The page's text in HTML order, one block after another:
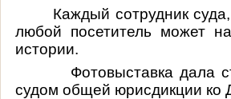
Каждый сотрудник
любой посетитель может
истории.
Фотовыставка дала
судом общей юрисдикции ко